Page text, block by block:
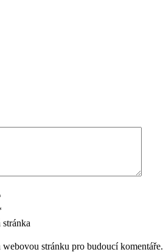
stránka
stránku pro budoucí komentáře.